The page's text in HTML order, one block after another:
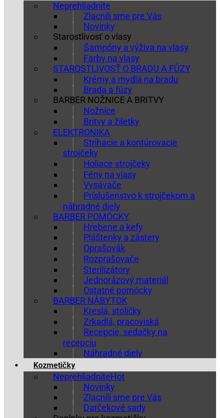
Neprehliadnite
Zlacnili sme pre Vás
Novinky
Starostlivosť o vlasy
Šampóny a výživa na vlasy
Farby na vlasy
STAROSTLIVOSŤ O BRADU A FÚZY
Krémy a mydlá na bradu
Brada a fúzy
BARBER NOŽNICE A BRITVY
Nožnice
Britvy a žiletky
ELEKTRONIKA
Strihacie a kontúrovacie
strojčeky
Holiace strojčeky
Fény na vlasy
Vysávače
Príslušenstvo k strojčekom a
náhradné diely
BARBER POMÔCKY
Hrebene a kefy
Pláštenky a zástery
Oprašovák
Rozprašovače
Sterilizátory
Jednorázový materiál
Ostatné pomôcky
BARBER NÁBYTOK
Kreslá, stoličky
Zrkadlá, pracoviská
Recepcie, sedačky na
recepciu
Náhradné diely
Kozmetičky
Neprehliadnite
Novinky
Zlacnili sme pre Vás
Darčekové sady